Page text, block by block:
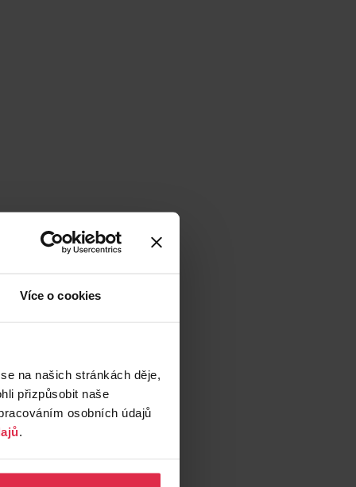
Více o cookies
na našich stránkách děje,
přizpůsobit naše
osobních údajů
.